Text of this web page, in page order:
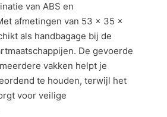
van ABS en
afmetingen van 53 × 35 ×
als handbagage bij de
De gevoerde
vakken helpt je
te houden, terwijl het
voor veilige